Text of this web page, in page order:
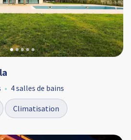
4 salles de bains
Climatisation